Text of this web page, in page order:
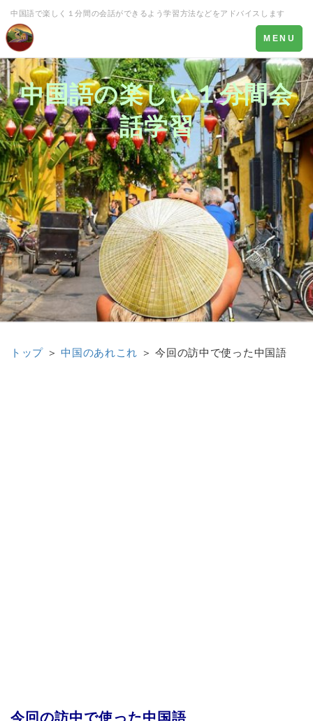
中国語で楽しく１分間の会話ができるよう学習方法などをアドバイスします
Toggle
navigation
MENU
中国語の楽しい１分間会
話学習
トップ ＞中国のあれこれ ＞今回の訪中で使った中国語
今回の訪中で使った中国語